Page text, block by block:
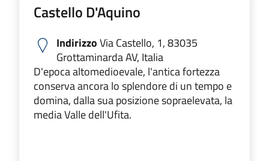
Castello D'Aquino
IndirizzoVia Castello, 1, 83035
Grottaminarda AV, Italia
D'epoca altomedioevale, l'antica fortezza
conserva ancora lo splendore di un tempo e
domina, dalla sua posizione sopraelevata, la
media Valle dell'Ufita.